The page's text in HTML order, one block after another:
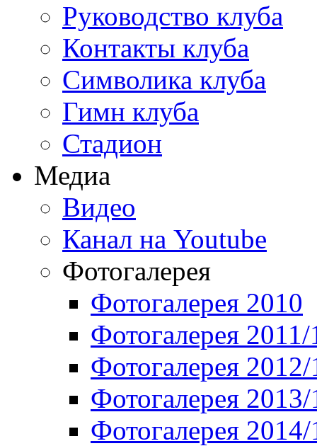
Руководство клуба
Контакты клуба
Символика клуба
Гимн клуба
Стадион
Медиа
Видео
Канал на Youtube
Фотогалерея
Фотогалерея 2010
Фотогалерея 2011/
Фотогалерея
Фотогалерея
Фотогалерея